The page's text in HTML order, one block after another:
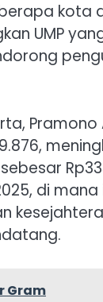
kota
UMP
di
Gram